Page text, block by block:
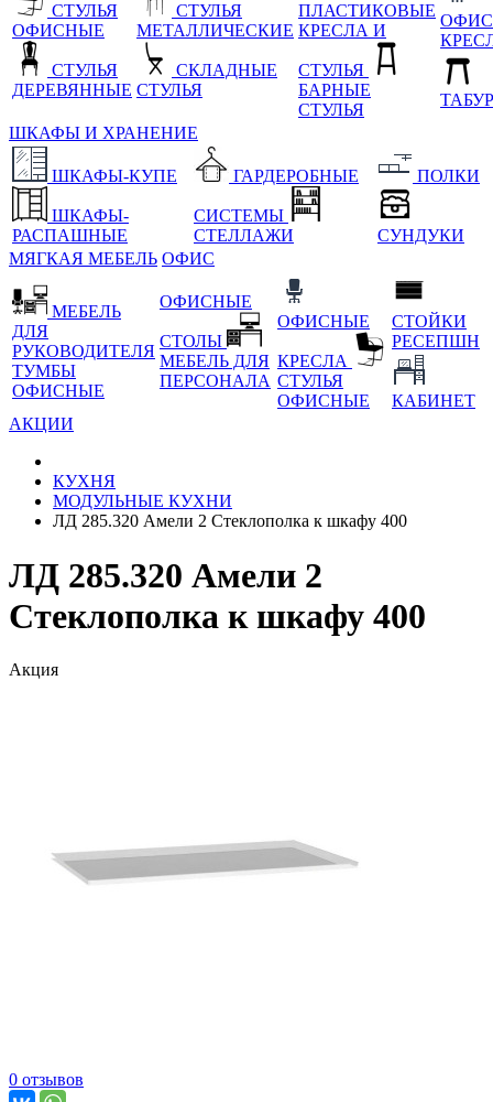
СТУЛЬЯ
ОФИСНЫЕ
СТУЛЬЯ
ДЕРЕВЯННЫЕ
СТУЛЬЯ
МЕТАЛЛИЧЕСКИЕ
СКЛАДНЫЕ
СТУЛЬЯ
ПЛАСТИКОВЫЕ
КРЕСЛА И
СТУЛЬЯ
БАРНЫЕ
СТУЛЬЯ
ШКАФЫ И ХРАНЕНИЕ
ШКАФЫ-КУПЕ
ШКАФЫ-
РАСПАШНЫЕ
ГАРДЕРОБНЫЕ
СИСТЕМЫ
СТЕЛЛАЖИ
ПОЛКИ
СУНДУКИ
МЯГКАЯ МЕБЕЛЬ ОФИС
МЕБЕЛЬ
ДЛЯ
РУКОВОДИТЕЛЯ
ТУМБЫ
ОФИСНЫЕ
ОФИСНЫЕ
СТОЛЫ
МЕБЕЛЬ ДЛЯ
ПЕРСОНАЛА
ОФИСНЫЕ
КРЕСЛА
СТУЛЬЯ
ОФИСНЫЕ
СТОЙКИ
РЕСЕПШН
КАБИНЕТ
АКЦИИ
КУХНЯ
МОДУЛЬНЫЕ КУХНИ
ЛД 285.320 Амели 2 Стеклополка к шкафу 400
ЛД 285.320 Амели 2
Стеклополка к шкафу 400
Акция
0 отзывов